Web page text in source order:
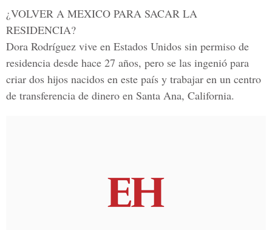
¿VOLVER A MEXICO PARA SACAR LA
RESIDENCIA?
Dora Rodríguez vive en Estados Unidos sin permiso de
residencia desde hace 27 años, pero se las ingenió para
criar dos hijos nacidos en este país y trabajar en un centro
de transferencia de dinero en Santa Ana, California.